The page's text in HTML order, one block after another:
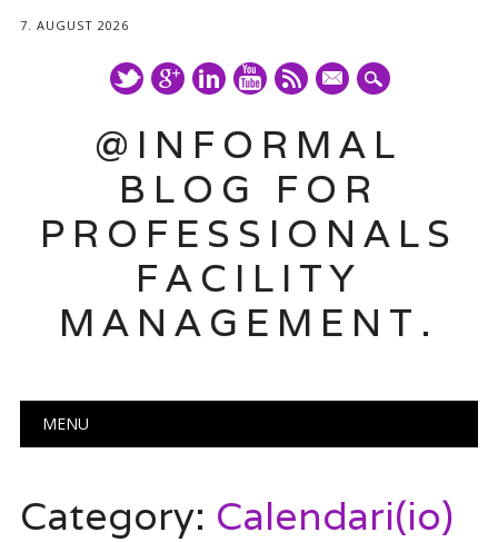
7. AUGUST 2026
mail
@INFORMAL
BLOG FOR
PROFESSIONALS
FACILITY
MANAGEMENT.
Main menu
MENU
Category: Calendari(io)